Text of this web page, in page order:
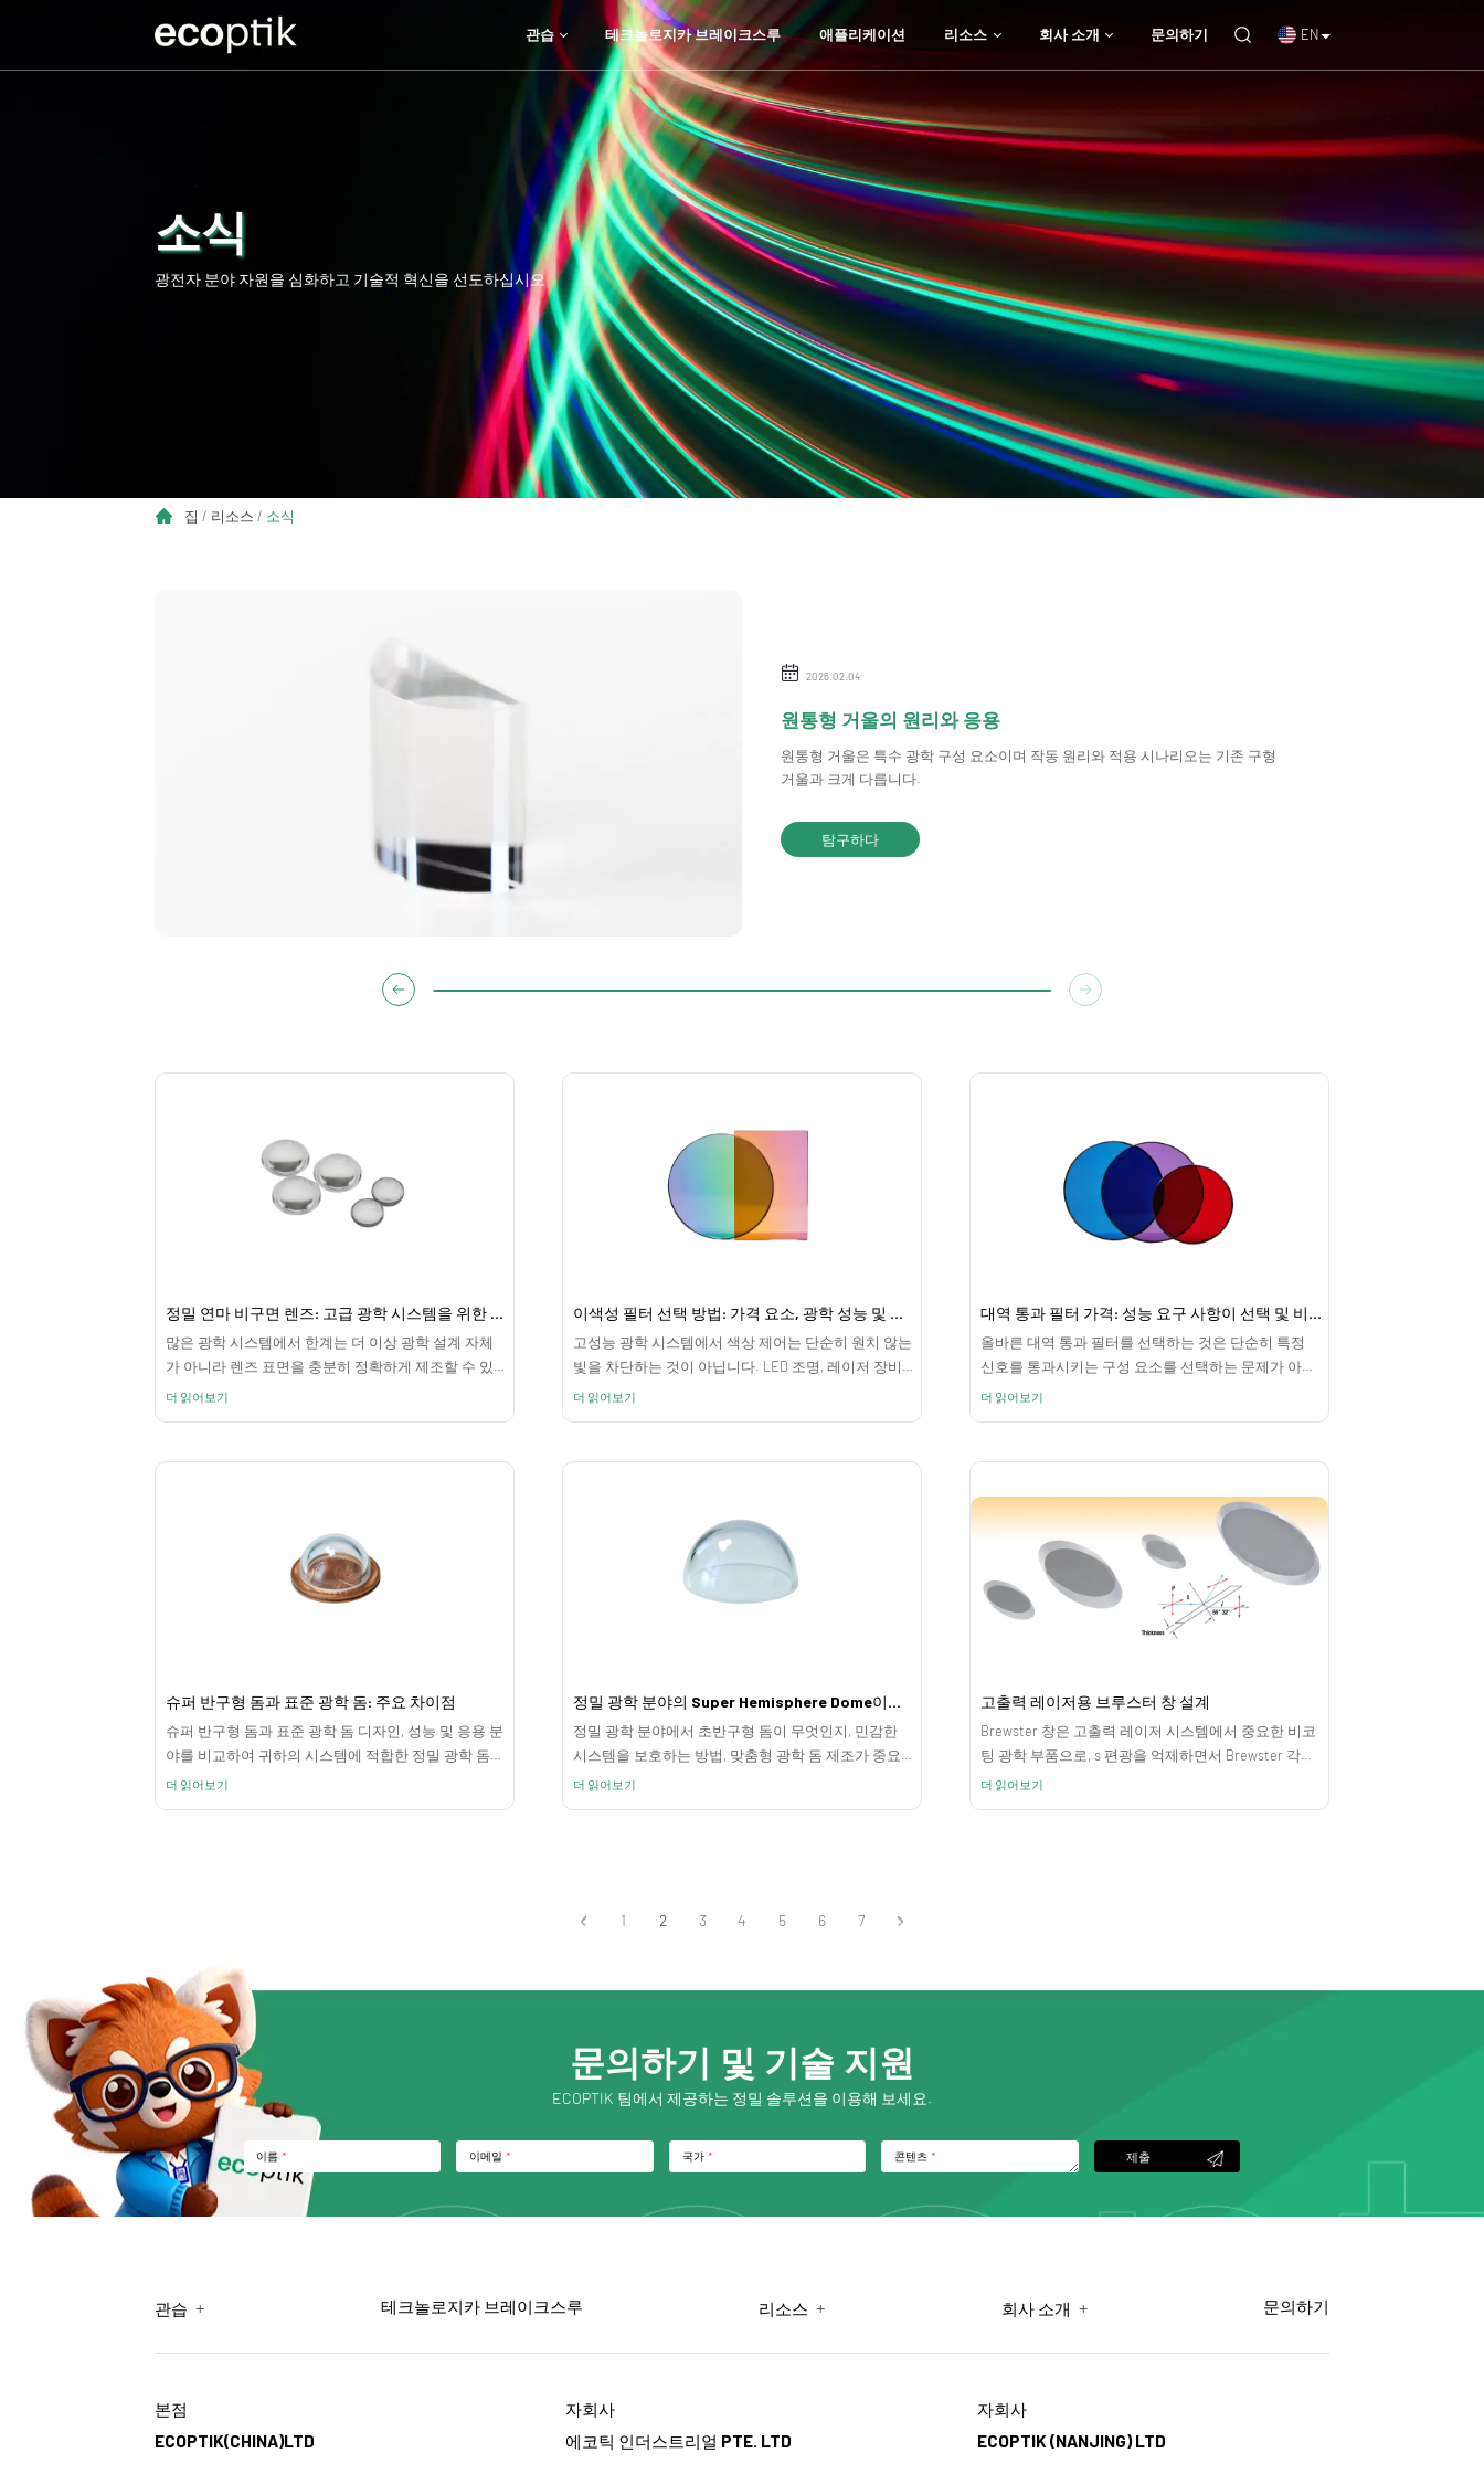
관습 테크놀로지카 브레이크스루
테크놀로지카 브레이크스루
애플리케이션
리소스
회사 소개 문의하기 EN
소식
광전자 분야 자원을 심화하고 기술적 혁신을 선도하십시오
집 / 리소스 / 소식
2026.02.04
원통형 거울의 원리와 응용
원통형 거울은 특수 광학 구성 요소이며 작동 원리와 적용 시나리오는 기존 구형
거울과 크게 다릅니다.
탐구하다
정밀 연마 비구면 렌즈: 고급 광학 시스템을 위한 초고정밀도 달성
많은 광학 시스템에서 한계는 더 이상 광학 설계 자체
가 아니라 렌즈 표면을 충분히 정확하게 제조할 수 있
는 능력입니다. 레이저 시스템, 반도체 검사 장비, 항공
렌즈가 점점 더 필요해지고 있습니다.
더 읽어보기
이색성 필터 선택 방법: 가격 요소, 광학 성능 및 대역 통과 비교
고성능 광학 시스템에서 색상 제어는 단순히 원치 않는
빛을 차단하는 것이 아닙니다. LED 조명, 레이저 장비,
프로젝션 시스템 및 이미징 플랫폼을 작업하는 엔지니
더 읽어보기
대역 통과 필터 가격: 성능 요구 사항이 선택 및 비용에 미치는 영향
올바른 대역 통과 필터를 선택하는 것은 단순히 특정
신호를 통과시키는 구성 요소를 선택하는 문제가 아닙
니다. 광학 시스템, 무선 통신 장비 및 정밀 측정 장치에
더 읽어보기
슈퍼 반구형 돔과 표준 광학 돔: 주요 차이점
슈퍼 반구형 돔과 표준 광학 돔 디자인, 성능 및 응용 분
야를 비교하여 귀하의 시스템에 적합한 정밀 광학 돔을
선택하십시오.
더 읽어보기
정밀 광학 분야의 Super Hemisphere Dome이란 무엇입니까?
정밀 광학 분야에서 초반구형 돔이 무엇인지, 민감한
시스템을 보호하는 방법, 맞춤형 광학 돔 제조가 중요
한 이유에 대해 알아보세요.
더 읽어보기
고출력 레이저용 브루스터 창 설계
Brewster 창은 고출력 레이저 시스템에서 중요한 비코
팅 광학 부품으로, s 편광을 억제하면서 Brewster 각도
에서 p 편광에 대해 반사 손실 없이 전송을 가능하게 합
더 읽어보기
1 2 3 4 5 6 7
문의하기 및 기술 지원
ECOPTIK 팀에서 제공하는 정밀 솔루션을 이용해 보세요.
이름 * 이메일 * 국가 * 콘텐츠 * 제출
관습 + 테크놀로지카 브레이크스루 리소스 + 회사 소개 + 문의하기
본점
ECOPTIK(CHINA)LTD
자회사
에코틱 인더스트리얼 PTE. LTD
자회사
ECOPTIK (NANJING) LTD